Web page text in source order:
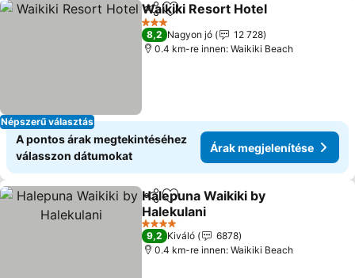
Népszerű választás
Megosztás
Hozzáadás a kedvencekhez
Waikiki Resort Hotel
3 Kategória
8,2 Nagyon jó
12 728
0.4 km-re innen: Waikiki Beach
A pontos árak megtekintéséhez
válasszon dátumokat
Árak megjelenítése
Megosztás
Hozzáadás a kedvencekhez
Halepuna Waikiki by
Halekulani
Árak megjelenítése
4 Kategória
9,2 Kiváló
6878
0.4 km-re innen: Waikiki Beach